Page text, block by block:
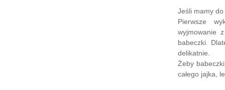
Jeśli mamy
Pierwsze
wyjmowanie
babeczki.
delikatnie.
Żeby
całego jajka,